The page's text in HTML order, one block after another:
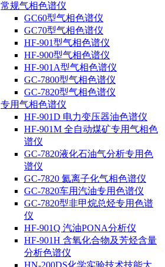
常规气相色谱仪
GC60型气相色谱仪
GC70型气相色谱仪
HF-901型气相色谱仪
HF-900型气相色谱仪
HF-901A型气相色谱仪
GC-7800型气相色谱仪
GC-7820型气相色谱仪
专用气相色谱仪
HF-901D 电力变压器油色谱仪
HF-901M 全自动煤矿专用气相色
谱仪
GC-7820液化石油气分析专用色
谱仪
GC-7820 氦离子化气相色谱仪
GC-7820车用汽油专用色谱仪
GC-7820型非甲烷总烃专用色谱
仪
HF-901Q 汽油PONA分析仪
HF-901H 含氧化合物及芳烃含量
分析色谱仪